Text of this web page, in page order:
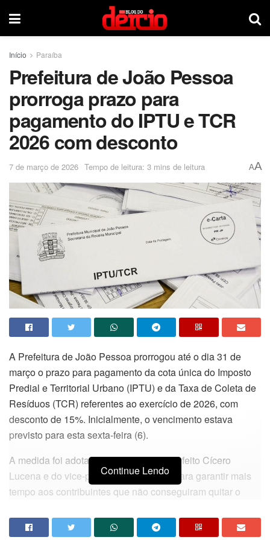
Início Paraíba
Prefeitura de João Pessoa
prorroga prazo para
pagamento do IPTU e TCR
2026 com desconto
7 de março de 2026 Tempo de leitura: 3 mins de leitura AA
A Prefeitura de João Pessoaprorrogou até o dia 31 de
março o prazo para pagamento da cota única do Imposto
Predial e Territorial Urbano (IPTU) e da Taxa de Coleta de
Resíduos (TCR) referentes ao exercício de 2026, com
desconto de 15%. Inicialmente, o vencimento estava
previsto para esta sexta-feira (6).
A medida foi adotada pela gestão do prefeito Cícero
Lucena e do vice-prefeitoLeo Bezerra
para garantir mais
tempo aos contribuintes que não conseguiram quitar o
públicos municipais que recebem salário apenas no fim do
Continue Lendo